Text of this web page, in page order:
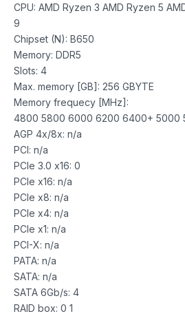
CPU: AMD Ryzen 3 AMD Ryzen 5
9
Chipset (N): B650
Memory: DDR5
Slots: 4
Max. memory [GB]: 256 GBYTE
Memory frequecy [MHz]:
4800 5800 6000 6200 6400+ 5000
AGP 4x/8x: n/a
PCI: n/a
PCIe 3.0 x16: 0
PCIe x16: n/a
PCIe x8: n/a
PCIe x4: n/a
PCIe x1: n/a
PCI-X: n/a
PATA: n/a
SATA: n/a
SATA 6Gb/s: 4
RAID box: 0 1